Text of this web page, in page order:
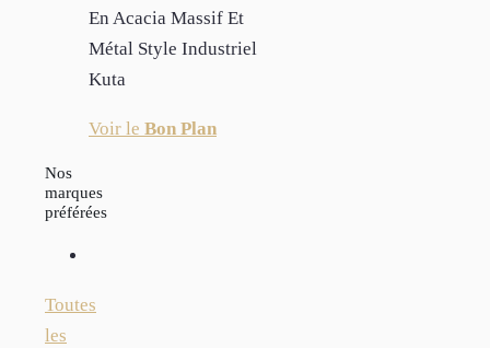
En Acacia Massif Et
Métal Style Industriel
Kuta
Voir le Bon Plan
Nos
marques
préférées
Toutes
les